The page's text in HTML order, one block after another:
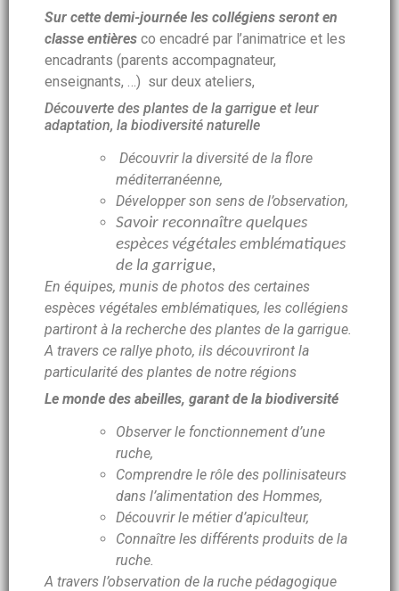
Sur cette demi-journée les collégiens seront en
classe entières co encadré par l’animatrice et les
encadrants (parents accompagnateur,
enseignants, …) sur deux ateliers,
Découverte des plantes de la garrigue et leur
adaptation, la biodiversité naturelle
Découvrir la diversité de la flore
méditerranéenne,
Développer son sens de l’observation,
Savoir reconnaître quelques
espèces végétales emblématiques
de la garrigue,
En équipes, munis de photos des certaines
espèces végétales emblématiques, les collégiens
partiront à la recherche des plantes de la garrigue.
A travers ce rallye photo, ils découvriront la
particularité des plantes de notre régions
Le monde des abeilles, garant de la biodiversité
Observer le fonctionnement d’une
ruche,
Comprendre le rôle des pollinisateurs
dans l’alimentation des Hommes,
Découvrir le métier d’apiculteur,
Connaître les différents produits de la
ruche.
A travers l’observation de la ruche pédagogique